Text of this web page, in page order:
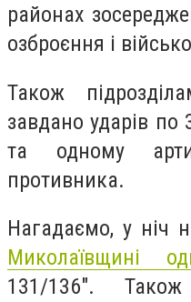
районах
озброєння і
Також
завдано ударів по
та одному
противника.
Нагадаємо, у ніч
Миколаївщині
131/136". Також